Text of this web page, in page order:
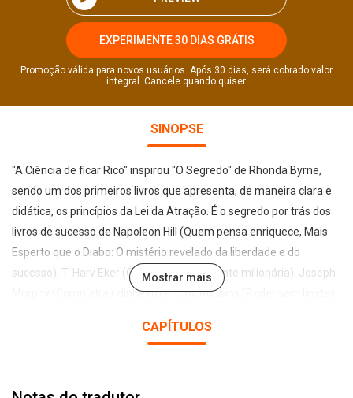
EXPERIMENTE 30 DIAS GRÁTIS
Promoção válida para novos usuários. Após 30 dias, será cobrado valor
integral. Cancele quando quiser.
SINOPSE
"A Ciência de ficar Rico" inspirou "O Segredo" de Rhonda Byrne,
sendo um dos primeiros livros que apresenta, de maneira clara e
didática, os princípios da Lei da Atração. É o segredo por trás dos
livros de sucesso de Napoleon Hill (Quem pensa enriquece, Mais
Esperto que o Diabo: O mistério revelado da liberdade e do
sucesso), T. Harv Eker (Os segredos da mente milionária), Joseph
Murphy (Como atrair dinheiro) e Tony Robbins (Poder sem limites:
Mostrar mais
CAPÍTULOS